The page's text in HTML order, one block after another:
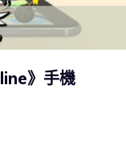
》手機